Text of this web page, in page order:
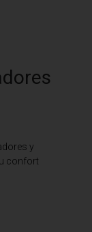
y
confort